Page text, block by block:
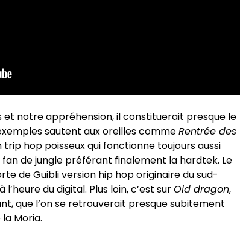
notre appréhension, il constituerait presque le
sautent aux oreilles commeRentrée des
hop poisseux qui fonctionne toujours aussi
de jungle préférant finalement la hardtek. Le
de Guibli version hip hop originaire du sud-
du digital. Plus loin, c’est surOld dragon,
que l’on se retrouverait presque subitement
Moria.